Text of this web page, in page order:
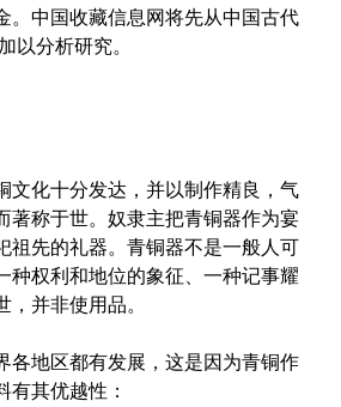
。中国收藏信息网将先从中国古代
以分析研究。
化十分发达，并以制作精良，气
著称于世。奴隶主把青铜器作为宴
祖先的礼器。青铜器不是一般人可
种权利和地位的象征、一种记事耀
并非使用品。
地区都有发展，这是因为青铜作
有其优越性：